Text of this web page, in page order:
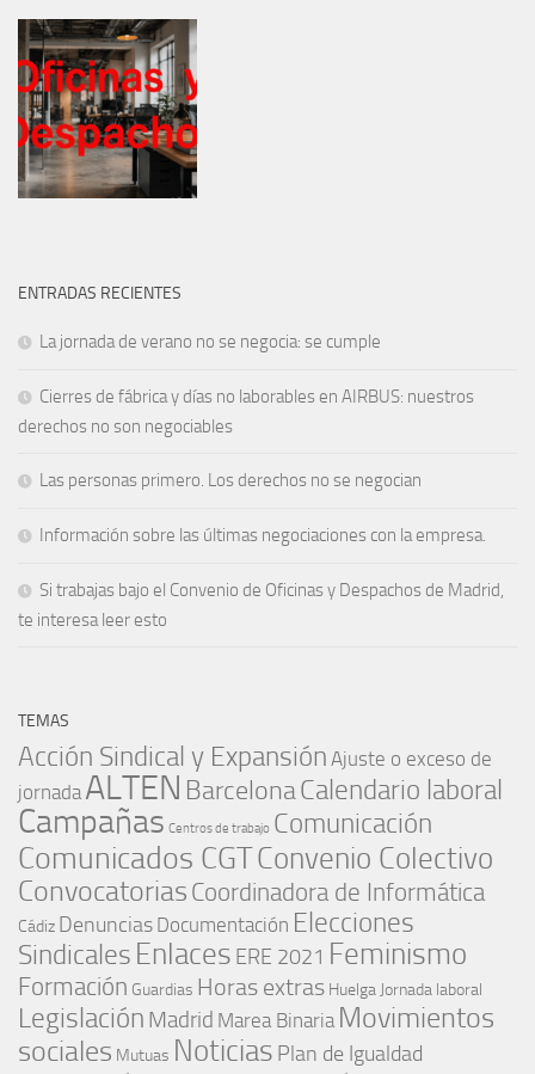
ENTRADAS RECIENTES
La jornada de verano no se negocia: se cumple
Cierres de fábrica y días no laborables en AIRBUS: nuestros
derechos no son negociables
Las personas primero. Los derechos no se negocian
Información sobre las últimas negociaciones con la empresa.
Si trabajas bajo el Convenio de Oficinas y Despachos de Madrid,
te interesa leer esto
TEMAS
Acción Sindical y Expansión Ajuste o exceso de
jornada ALTEN BarcelonaCalendario laboral
Campañas Centros de trabajo Comunicación
Comunicados CGTConvenio Colectivo
Convocatorias Coordinadora de Informática
Cádiz Denuncias Documentación Elecciones
Sindicales Enlaces ERE 2021 Feminismo
Formación Guardias Horas extras Huelga Jornada laboral
Legislación Madrid Marea Binaria Movimientos
sociales Mutuas Noticias Plan de Igualdad